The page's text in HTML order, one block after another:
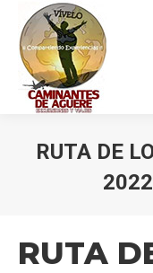
RUTA DE
RUTA